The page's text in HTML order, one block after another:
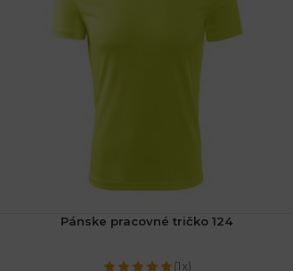
Pánske pracovné tričko 124
(1x)